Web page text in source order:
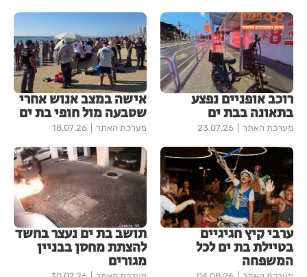
רוכב אופניים נפצע
בתאונה בבת ים
מערכת האתר 23.07.26
אישה במצב אנוש אחרי
שטבעה מול חופי בת ים
מערכת האתר 18.07.26
ערבי קיץ חגיגיים
בטיילת בת ים לכל
המשפחה
תושב בת ים נעצר בחשד
להצתת מחסן בבניין
מגורים